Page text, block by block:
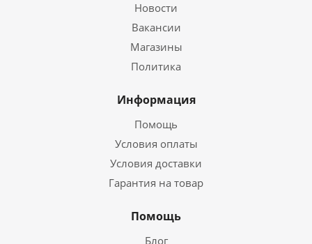
Новости
Вакансии
Магазины
Политика
Информация
Помощь
Условия оплаты
Условия доставки
Гарантия на товар
Помощь
Блог